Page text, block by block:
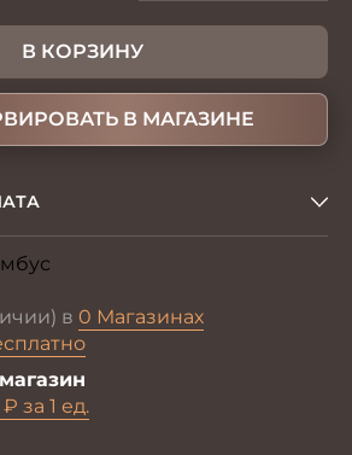
В КОРЗИНУ
В МАГАЗИНЕ
в 0 Магазинах
за 1 ед.